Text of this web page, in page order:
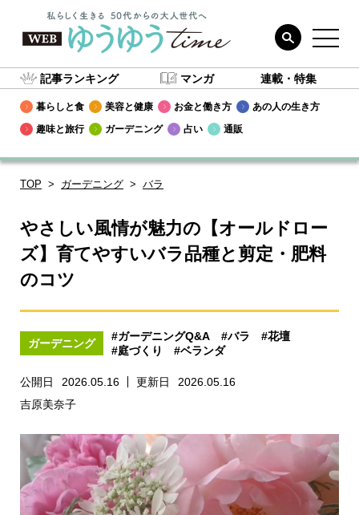
記事ランキング マンガ 連載・特集
暮らしと食 美容と健康 お金と働き方
あの人の生き方
趣味と旅行
ガーデニング 占い 通販
TOP ガーデニング バラ
やさしい風情が魅力の【オールドロー
ズ】育てやすいバラ品種と剪定・肥料
のコツ
ガーデニング
#ガーデニングQ&A #バラ
#花壇
#庭づくり
#ベランダ
公開日 2026.05.16 更新日
2026.05.16
吉原美奈子